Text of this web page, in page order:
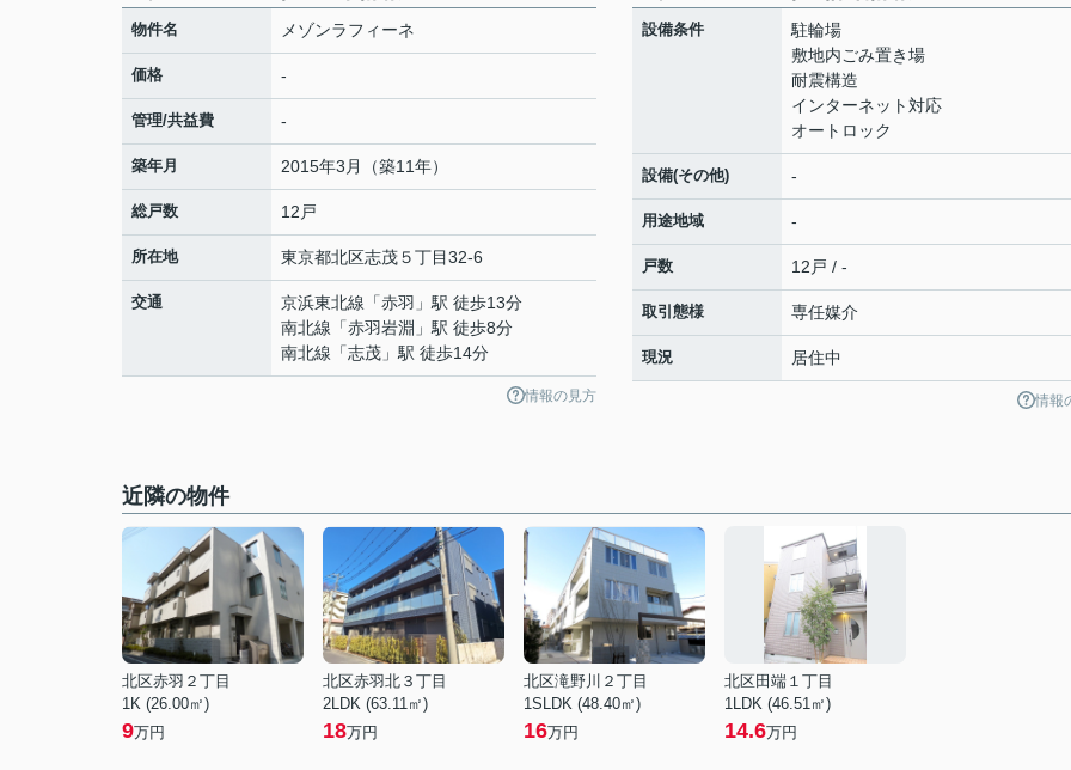
物件名 メゾンラフィーネ
価格 -
管理/共益費 -
築年月 2015年3月（築11年）
総戸数 12戸
所在地 東京都北区志茂５丁目32-6
交通 京浜東北線 「赤羽 」駅 徒歩13分
南北線 「赤羽岩淵 」駅 徒歩8分
南北線 「志茂 」駅 徒歩14分
情報の見方
設備条件
駐輪場
敷地内ごみ置き場
耐震構造
インターネット対応
オートロック
設備(その他) -
用途地域 -
戸数 12戸 / -
取引態様 専任媒介
現況 居住中
情報
近隣の物件
北区赤羽２丁目
1K (26.00㎡)
9万円
北区赤羽北３丁目
2LDK (63.11㎡)
18万円
北区滝野川２丁目
1SLDK (48.40㎡)
16万円
北区田端１丁目
1LDK (46.51㎡)
14.6万円